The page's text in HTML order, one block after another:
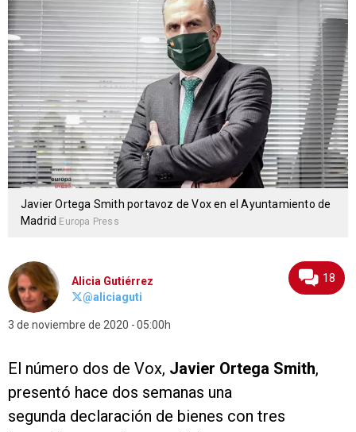
Javier Ortega Smith portavoz de Vox en el Ayuntamiento de
Madrid Europa Press
Alicia Gutiérrez
@aliciaguti
3 de noviembre de 2020 05:00h
18
El número dos de Vox, Javier Ortega Smith,
presentó hace dos semanas una
segunda declaración de bienes con tres